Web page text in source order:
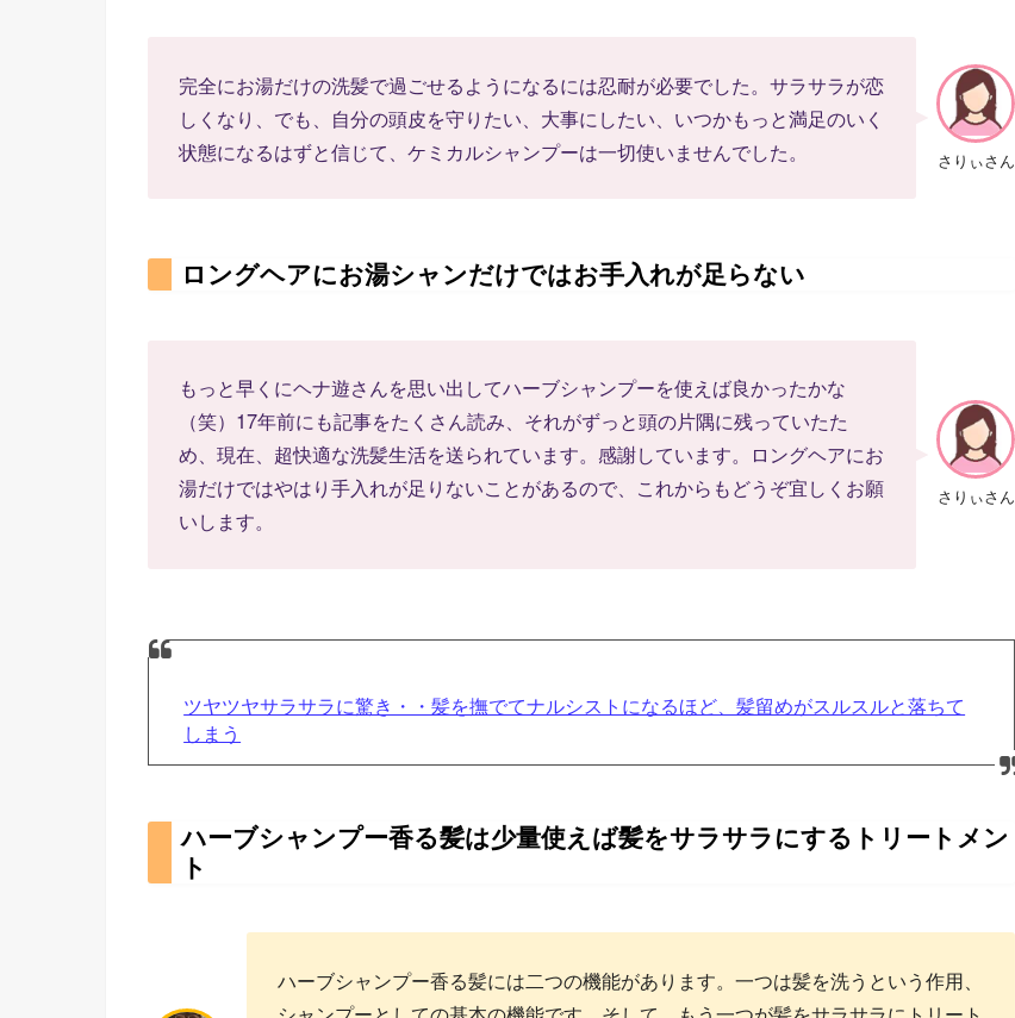
さりぃさん
完全にお湯だけの洗髪で過ごせるようになるには忍耐が必要でした。サラサラが恋
しくなり、でも、自分の頭皮を守りたい、大事にしたい、いつかもっと満足のいく
状態になるはずと信じて、ケミカルシャンプーは一切使いませんでした。
ロングヘアにお湯シャンだけではお手入れが足らない
さりぃさん
もっと早くにヘナ遊さんを思い出してハーブシャンプーを使えば良かったかな
（笑）17年前にも記事をたくさん読み、それがずっと頭の片隅に残っていたた
め、現在、超快適な洗髪生活を送られています。感謝しています。ロングヘアにお
湯だけではやはり手入れが足りないことがあるので、これからもどうぞ宜しくお願
いします。
ツヤツヤサラサラに驚き・・髪を撫でてナルシストになるほど、髪留めがスルスルと落ちて
しまう
ハーブシャンプー香る髪は少量使えば髪をサラサラにするトリートメン
ト
ハーブシャンプー香る髪には二つの機能があります。一つは髪を洗うという作用、